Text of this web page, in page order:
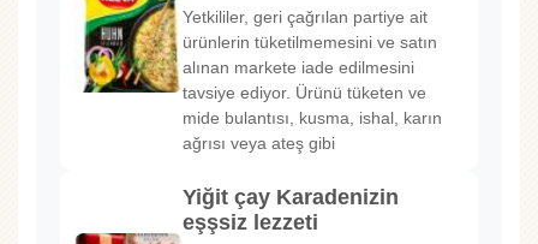
Yetkililer, geri çağrılan partiye ait
ürünlerin tüketilmemesini ve satın
alınan markete iade edilmesini
tavsiye ediyor. Ürünü tüketen ve
mide bulantısı, kusma, ishal, karın
ağrısı veya ateş gibi
Yiğit çay Karadenizin
eşşsiz lezzeti